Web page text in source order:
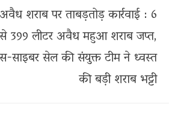
शराब पर ताबड़तोड़ कार्रवाई : 6
से 399 लीटर अवैध महुआ शराब जप्त,
साइबर सेल की संयुक्त टीम ने ध्वस्त
की बड़ी शराब भट्टी